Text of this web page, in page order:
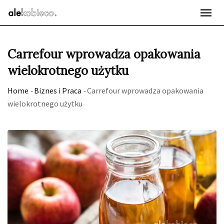
Carrefour wprowadza opakowania
wielokrotnego użytku
Home -Biznes i Praca -Carrefour wprowadza opakowania
wielokrotnego użytku